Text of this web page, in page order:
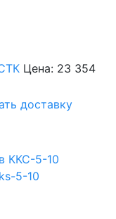
Цена: 23 354
доставку
5-10